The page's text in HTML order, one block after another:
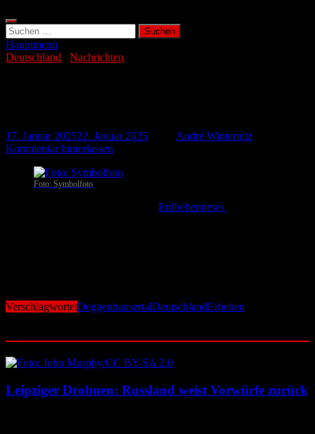
Suchen
nach:
Hauptmenü
Deutschland
Nachrichten
17. Januar 202522. Januar 2025 André Winternitz
Kommentar hinterlassen
Foto: Symbolfoto
Erdbebennews
VerschlagwortetDeggenhausertalDeutschlandErbeben
Leipziger Drohnen: Russland weist Vorwürfe zurück